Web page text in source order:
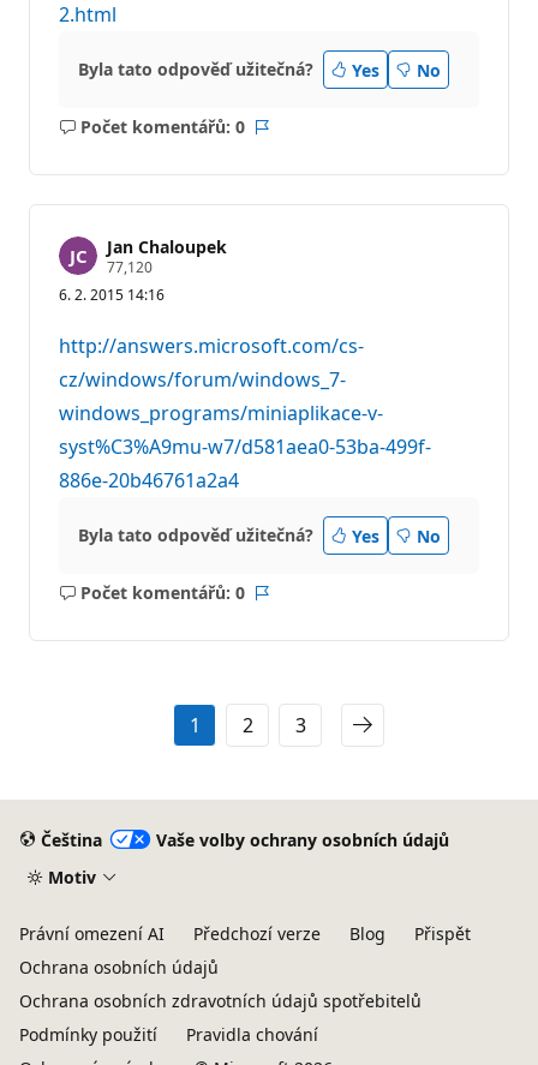
2.html
Byla tato odpověď užitečná? Yes No
Počet komentářů: 0
Žádné
Jan Chaloupek
77,120R
e
p
t
a
č
n
í
b
o
y
6. 2. 2015 14:16
http://answers.microsoft.com/cs-
cz/windows/forum/windows_7-
windows_programs/miniaplikace-v-
syst%C3%A9mu-w7/d581aea0-53ba-499f-
886e-20b46761a2a4
Byla tato odpověď užitečná? Yes No
Počet komentářů: 0
Žádné
1 2 3
Čeština
Vaše volby ochrany osobních údajů
Motiv
Právní omezení AI Předchozí verze Blog
Přispět
Ochrana osobních údajů
Ochrana osobních zdravotních údajů spotřebitelů
Podmínky použití
Pravidla chování